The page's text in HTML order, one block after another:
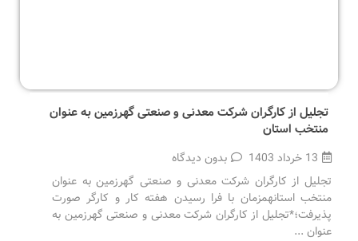
تجلیل از کارگران شرکت معدنی و صنعتی گهرزمین به عنوان
منتخب استان
13 خرداد 1403
بدون دیدگاه
تجلیل از کارگران شرکت معدنی و صنعتی گهرزمین به عنوان
منتخب استانهمزمان با فرا رسیدن هفته کار و کارگر صورت
پذیرفت؛*تجلیل از کارگران شرکت معدنی و صنعتی گهرزمین به
عنوان ...